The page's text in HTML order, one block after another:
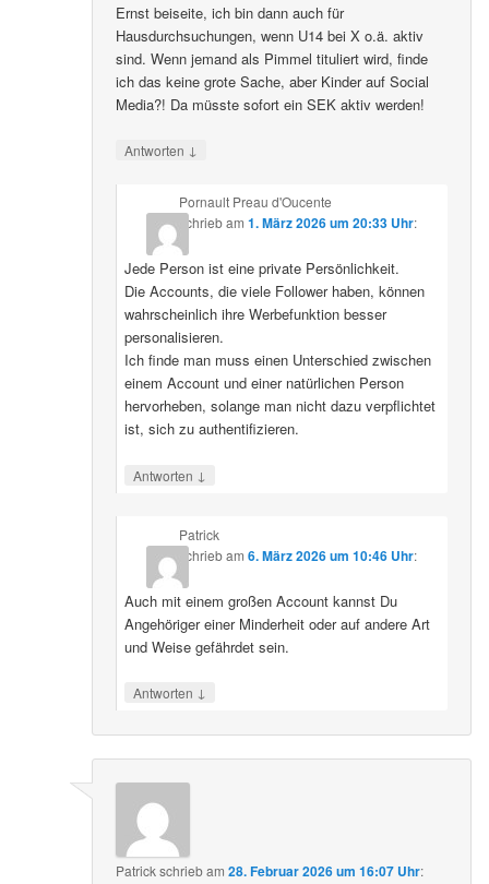
Ernst beiseite, ich bin dann auch für
Hausdurchsuchungen, wenn U14 bei X o.ä. aktiv
sind. Wenn jemand als Pimmel tituliert wird, finde
ich das keine grote Sache, aber Kinder auf Social
Media?! Da müsste sofort ein SEK aktiv werden!
Antworten ↓
Pornault Preau d'Oucente
schriebam 1. März 2026 um 20:33 Uhr:
Jede Person ist eine private Persönlichkeit.
Die Accounts, die viele Follower haben, können
wahrscheinlich ihre Werbefunktion besser
personalisieren.
Ich finde man muss einen Unterschied zwischen
einem Account und einer natürlichen Person
hervorheben, solange man nicht dazu verpflichtet
ist, sich zu authentifizieren.
Antworten ↓
Patrick
schriebam 6. März 2026 um 10:46 Uhr:
Auch mit einem großen Account kannst Du
Angehöriger einer Minderheit oder auf andere Art
und Weise gefährdet sein.
Antworten ↓
Patrickschriebam28. Februar 2026 um 16:07 Uhr: